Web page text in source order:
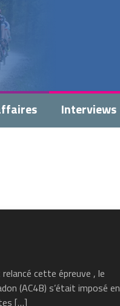
Interviews
cette épreuve , le
(AC4B) s’était imposé en
[…]